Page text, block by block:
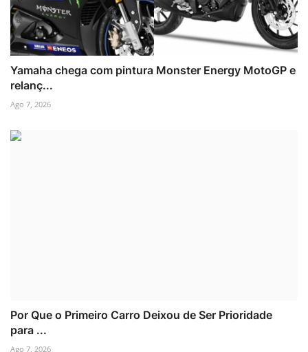
Yamaha chega com pintura Monster Energy MotoGP e
relanç...
Ago 7, 2026
Por Que o Primeiro Carro Deixou de Ser Prioridade
para ...
Ago 7, 2026